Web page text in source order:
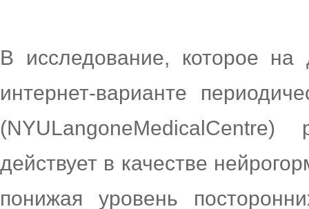
В исследование, которое
интернет-варианте
действует в качестве
понижая уровень